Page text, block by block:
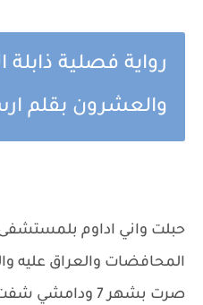
رواية فصلية
والعشرون بقلم
حبلت واني اداوم
المحافضات والعراق عليه
صرت بشهر 7 ودامشي شفت محمد اويلي منين اروح